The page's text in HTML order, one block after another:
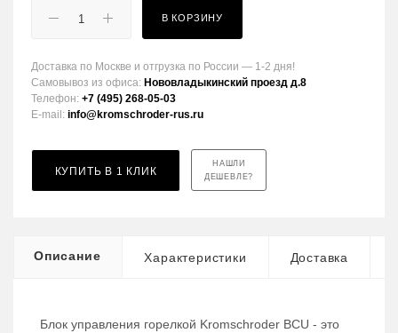
В КОРЗИНУ
Доставка по Москве и отгрузка по России — 1-2 дня!
Самовывоз из офиса: Нововладыкинский проезд д.8
Телефон: +7 (495) 268-05-03
E-mail: info@kromschroder-rus.ru
КУПИТЬ В 1 КЛИК
НАШЛИ
ДЕШЕВЛЕ?
Описание Характеристики Доставка
Блок управления горелкой Kromschroder BCU - это